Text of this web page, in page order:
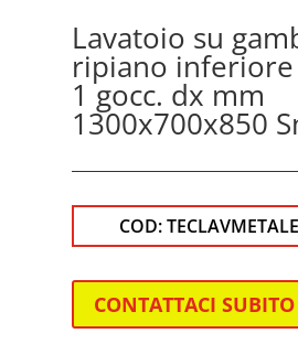
Lavatoio su
ripiano inferiore
1 gocc. dx mm
1300x700x850
COD:
CONTATTACI SUBITO